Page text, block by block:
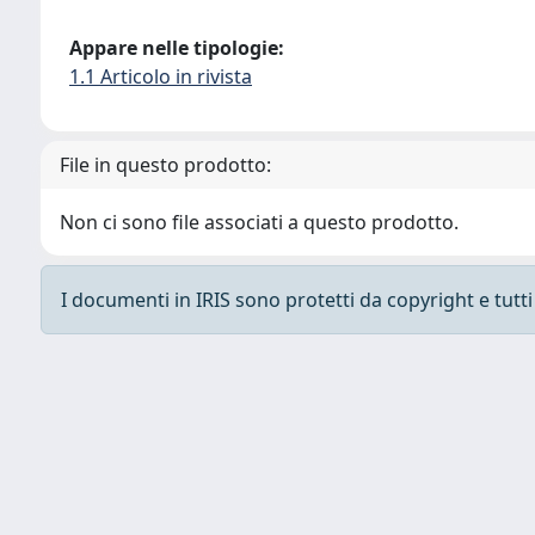
Appare nelle tipologie:
1.1 Articolo in rivista
File in questo prodotto:
Non ci sono file associati a questo prodotto.
I documenti in IRIS sono protetti da copyright e